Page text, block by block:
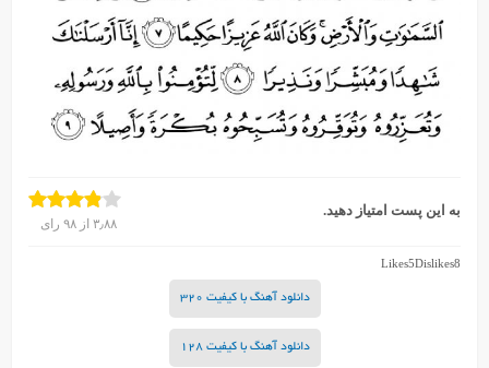
به این پست امتیاز دهید.
۳٫۸۸ از۹۸ رای
Likes5Dislikes8
دانلود آهنگ با کیفیت 320
دانلود آهنگ با کیفیت 128